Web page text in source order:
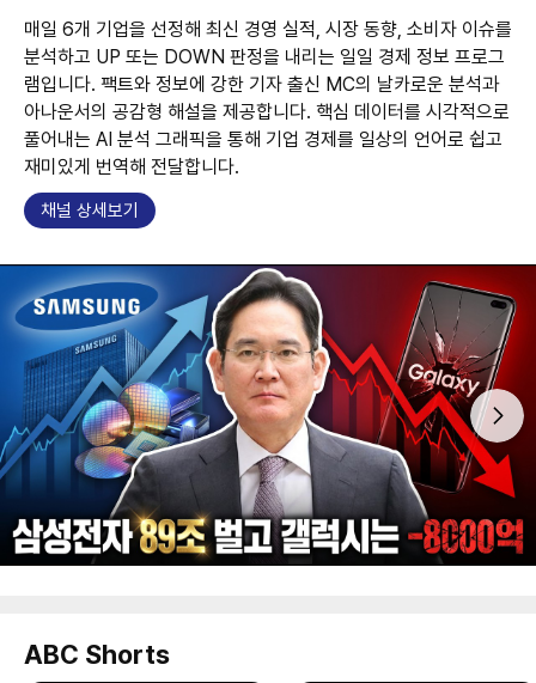
매일 6개 기업을 선정해 최신 경영 실적, 시장 동향, 소비자 이슈를
분석하고 UP 또는 DOWN 판정을 내리는 일일 경제 정보 프로그
램입니다. 팩트와 정보에 강한 기자 출신 MC의 날카로운 분석과
아나운서의 공감형 해설을 제공합니다. 핵심 데이터를 시각적으로
풀어내는 AI 분석 그래픽을 통해 기업 경제를 일상의 언어로 쉽고
재미있게 번역해 전달합니다.
채널 상세보기
ABC Shorts